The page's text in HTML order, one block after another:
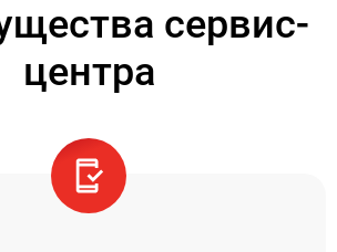
сервис-
центра